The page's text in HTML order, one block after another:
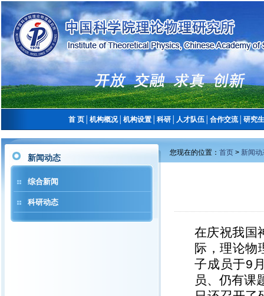
首 页 机构概况│ 机构设置 科研 人才队伍 合作交流│ 研究
新闻动态
综合新闻
科研动态
您现在的位置： 首页 > 新闻动
在庆祝我国
际，理论物
子成员于9
员、仍有课